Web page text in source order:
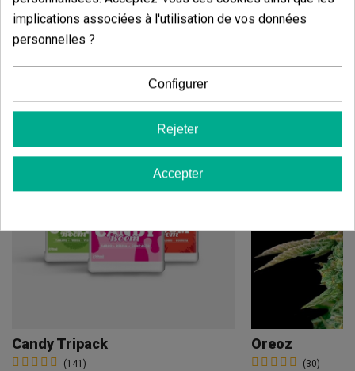
Vous aimerez aussi
Candy Tripack
(141)
Oreoz
(30)
implications associées à l'utilisation de vos données
personnelles ?
Configurer
Rejeter
Accepter